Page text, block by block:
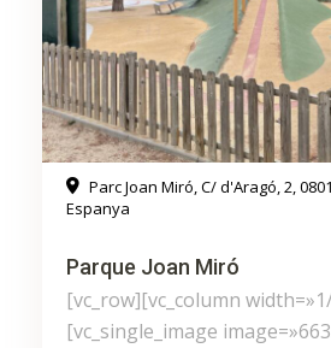
Parc Joan Miró, C/ d'Aragó, 2,
Espanya
Parque Joan Miró
[vc_row][vc_column
[vc_single_image